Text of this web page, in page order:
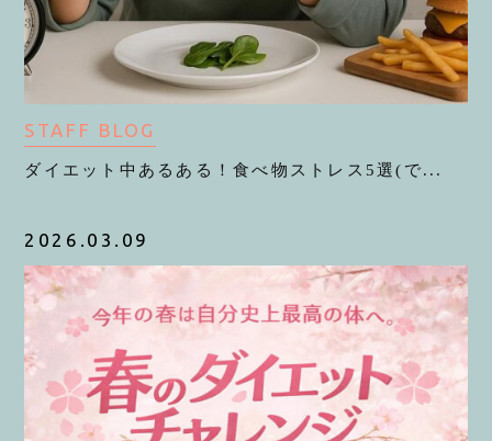
STAFF BLOG
ダイエット中あるある！食べ物ストレス5選(で...
2026.03.09